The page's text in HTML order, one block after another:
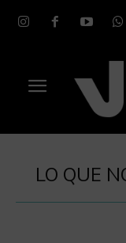
LO QUE